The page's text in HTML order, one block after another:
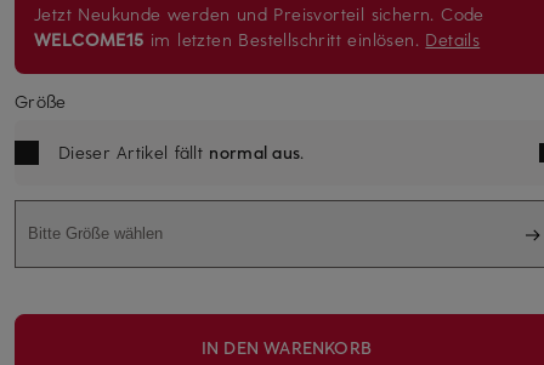
Jetzt Neukunde werden und Preisvorteil sichern. Code
WELCOME15 im letzten Bestellschritt einlösen. Details
Größe
Dieser Artikel fällt normal aus.
Bitte Größe wählen
IN DEN WARENKORB